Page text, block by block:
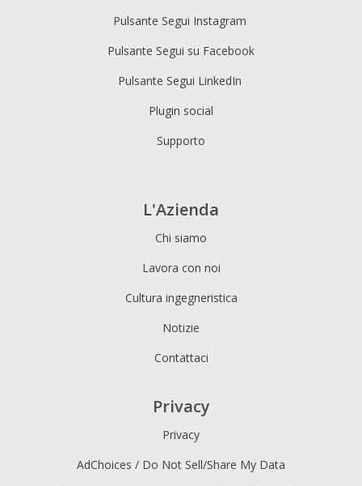
Pulsante Segui Instagram
Pulsante Segui su Facebook
Pulsante Segui LinkedIn
Plugin social
Supporto
L'Azienda
Chi siamo
Lavora con noi
Cultura ingegneristica
Notizie
Contattaci
Privacy
Privacy
AdChoices / Do Not Sell/Share My Data